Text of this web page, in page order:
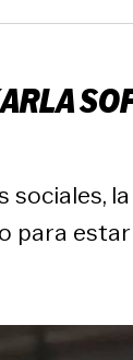
para